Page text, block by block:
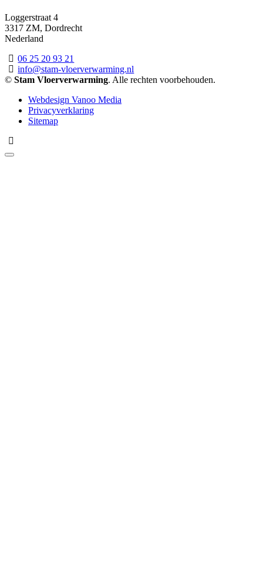
Loggerstraat 4
3317 ZM, Dordrecht
Nederland
06 25 20 93 21
info@stam-vloerverwarming.nl
© Stam Vloerverwarming. Alle rechten voorbehouden.
Webdesign Vanoo Media
Privacyverklaring
Sitemap